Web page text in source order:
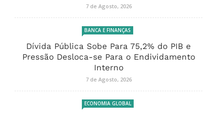
7 de Agosto, 2026
BANCA E FINANÇAS
Dívida Pública Sobe Para 75,2% do PIB e
Pressão Desloca-se Para o Endividamento
Interno
7 de Agosto, 2026
ECONOMIA GLOBAL